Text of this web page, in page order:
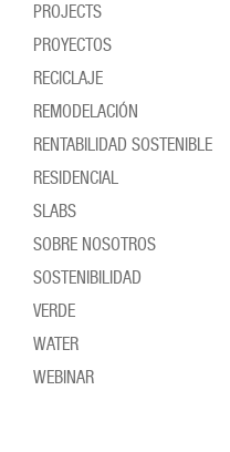
PROJECTS
PROYECTOS
RECICLAJE
REMODELACIÓN
RENTABILIDAD SOSTENIBLE
RESIDENCIAL
SLABS
SOBRE NOSOTROS
SOSTENIBILIDAD
VERDE
WATER
WEBINAR